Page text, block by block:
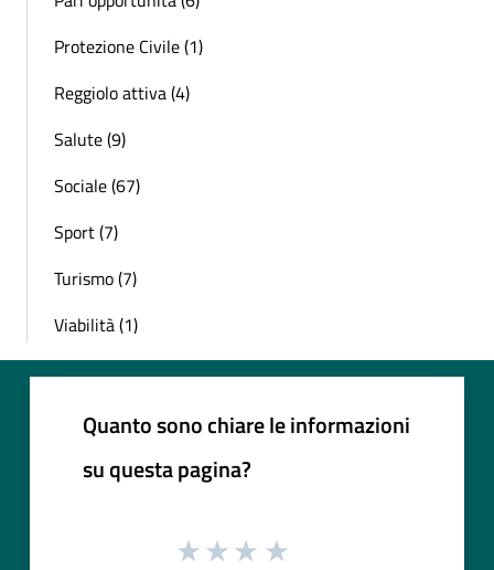
Protezione Civile (1)
Reggiolo attiva (4)
Salute (9)
Sociale (67)
Sport (7)
Turismo (7)
Viabilità (1)
Quanto sono chiare le informazioni
su questa pagina?